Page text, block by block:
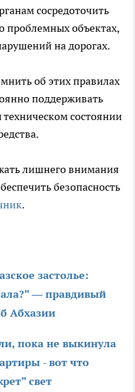
сосредоточить
проблемных объектах,
на дорогах.
об этих правилах
поддерживать
состоянии
лишнего внимания
безопасность
.
застолье:
— правдивый
Абхазии
пока не выкинула
- вот что
свет